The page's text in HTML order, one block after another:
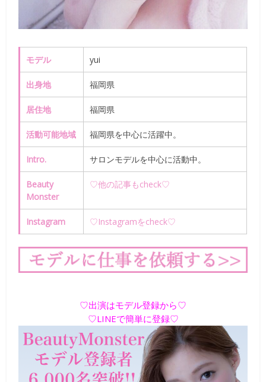
モデル yui
出身地 福岡県
居住地 福岡県
活動可能地域 福岡県を中心に活躍中。
Intro. サロンモデルを中心に活動中。
Beauty
Monster
♡他の記事もcheck♡
Instagram ♡Instagramをcheck♡
♡出演はモデル登録から♡
♡LINEで簡単に登録♡